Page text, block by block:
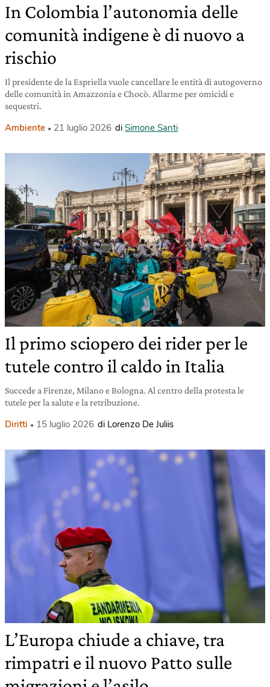
In Colombia l’autonomia delle
comunità indigene è di nuovo a
rischio
Il presidente de la Espriella vuole cancellare le entità di autogoverno
delle comunità in Amazzonia e Chocò. Allarme per omicidi e
sequestri.
Ambiente 21 luglio 2026 di Simone Santi
Il primo sciopero dei rider per le
tutele contro il caldo in Italia
Succede a Firenze, Milano e Bologna. Al centro della protesta le
tutele per la salute e la retribuzione.
Diritti 15 luglio 2026 di Lorenzo De Juliis
L’Europa chiude a chiave, tra
rimpatri e il nuovo Patto sulle